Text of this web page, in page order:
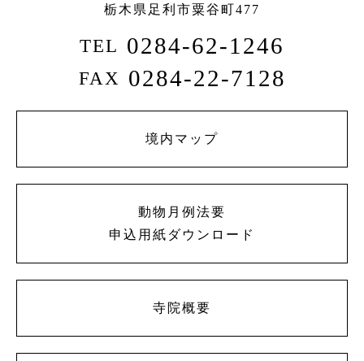
栃木県足利市粟谷町477
TEL 0284-62-1246
FAX 0284-22-7128
境内マップ
動物月例法要
申込用紙ダウンロード
寺院概要